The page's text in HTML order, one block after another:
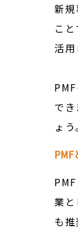
新
こ
活
で
ょう。
PMF
業
も